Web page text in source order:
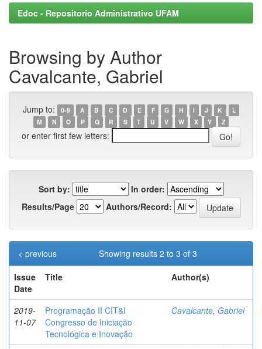
Edoc - Repositorio Administrativo UFAM
Browsing by Author
Cavalcante, Gabriel
Jump to: 0-9 A B C D E F G H I J K
L
M
N O P Q R S T U V W X Y Z
or enter first few letters:
Sort by:
In order:
Results/Page
Authors/Record:
Showing results 2 to 3 of 3
< previous
Issue
Date
Title Author(s)
2019-
11-07
Programação II CIT&I
Congresso de Iniciação
Tecnológica e Inovação
Cavalcante, Gabriel